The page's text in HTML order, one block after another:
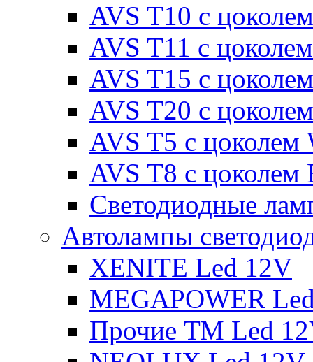
AVS T10 с
AVS T11 с
AVS T15 с
AVS T20 с
AVS T5 с цоколем
AVS T8 с цоколем
Светодиодные
Автолампы
XENITE Led 12V
MEGAPOWER
Прочие ТМ Led